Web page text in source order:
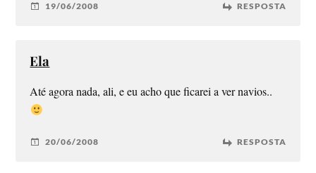
19/06/2008 RESPOSTA
Ela
Até agora nada, ali, e eu acho que ficarei a ver navios..
20/06/2008 RESPOSTA